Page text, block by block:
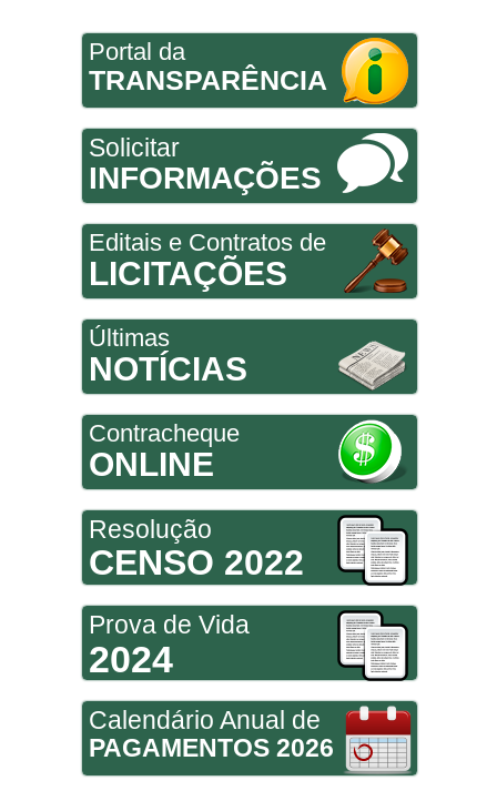
Portal da
TRANSPARÊNCIA
Solicitar
INFORMAÇÕES
Editais e Contratos de
LICITAÇÕES
Últimas
NOTÍCIAS
Contracheque
ONLINE
Resolução
CENSO 2022
Prova de Vida
2024
Calendário Anual de
PAGAMENTOS 2026